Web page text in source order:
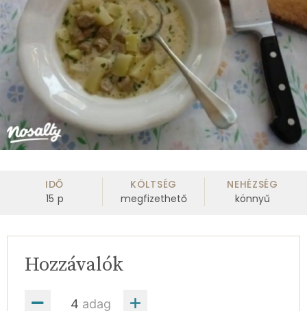
IDŐ
15 p
KÖLTSÉG
megfizethető
NEHÉZSÉG
könnyű
adag
Hozzávalók